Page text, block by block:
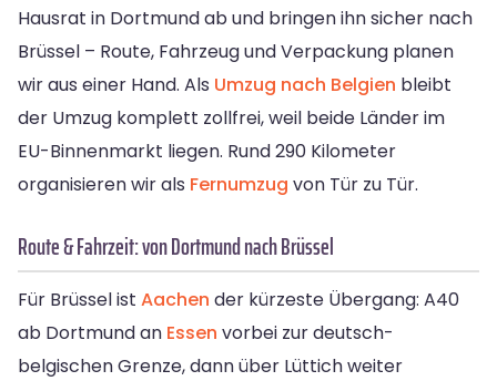
Hausrat in Dortmund ab und bringen ihn sicher nach
Brüssel – Route, Fahrzeug und Verpackung planen
wir aus einer Hand. Als Umzug nach Belgien bleibt
der Umzug komplett zollfrei, weil beide Länder im
EU-Binnenmarkt liegen. Rund 290 Kilometer
organisieren wir als Fernumzug von Tür zu Tür.
Route & Fahrzeit: von Dortmund nach Brüssel
Für Brüssel ist Aachen der kürzeste Übergang: A40
ab Dortmund an Essen vorbei zur deutsch-
belgischen Grenze, dann über Lüttich weiter